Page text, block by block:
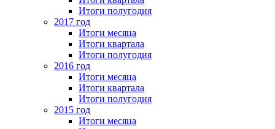
Итоги полугодия
2017 год
Итоги месяца
Итоги квартала
Итоги полугодия
2016 год
Итоги месяца
Итоги квартала
Итоги полугодия
2015 год
Итоги месяца